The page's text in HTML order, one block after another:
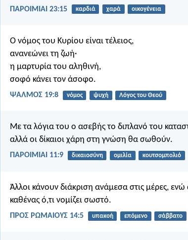
ΠΑΡΟΙΜΙΑΙ 23:15 καρδιά χαρά οικογένεια
Ο νόμος του Κυρίου είναι τέλειος,
ανανεώνει τη ζωή·
η μαρτυρία του αληθινή,
σοφό κάνει τον άσοφο.
ΨΑΛΜΌΣ 19:8 νόμος ψυχή Λόγος του Θεού
Με τα λόγια του ο ασεβής το διπλανό του
αλλά οι δίκαιοι χάρη στη γνώση θα σωθούν.
ΠΑΡΟΙΜΙΑΙ 11:9 δικαιοσύνη ομιλία κουτσομπολιό
Άλλοι κάνουν διάκριση ανάμεσα στις μέρες, ενώ
καθένας ό,τι νομίζει σωστό.
ΠΡΟΣ ΡΩΜΑΙΟΥΣ 14:5 υπακοή επόμενο σάββατο